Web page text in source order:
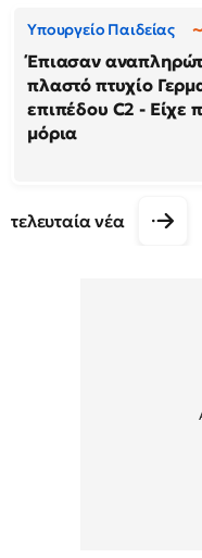
Υπουργείο Παιδείας
Έπιασαν
πλαστό πτυχίο
επιπέδου C2 - Είχε
μόρια
τελευταία νέα